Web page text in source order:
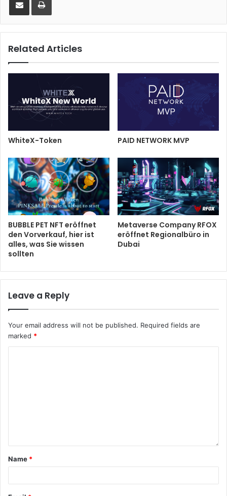
Related Articles
WhiteX-Token PAID NETWORK MVP
BUBBLE PET NFT eröffnet
den Vorverkauf, hier ist
alles, was Sie wissen
sollten
Metaverse Company RFOX
eröffnet Regionalbüro in
Dubai
Leave a Reply
Your email address will not be published. Required fields are
marked *
Name *